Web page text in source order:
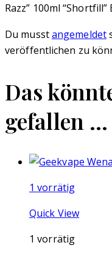
Razz” 100ml “Shortfill”
Du musstangemeldet
veröffentlichen zu
Das
gefallen …
1 vorrätig
Quick View
1 vorrätig